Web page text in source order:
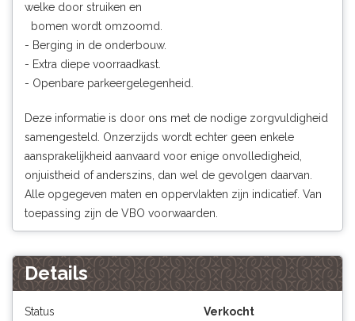
welke door struiken en
bomen wordt omzoomd.
- Berging in de onderbouw.
- Extra diepe voorraadkast.
- Openbare parkeergelegenheid.
Deze informatie is door ons met de nodige zorgvuldigheid
samengesteld. Onzerzijds wordt echter geen enkele
aansprakelijkheid aanvaard voor enige onvolledigheid,
onjuistheid of anderszins, dan wel de gevolgen daarvan.
Alle opgegeven maten en oppervlakten zijn indicatief. Van
toepassing zijn de VBO voorwaarden.
Details
Status Verkocht